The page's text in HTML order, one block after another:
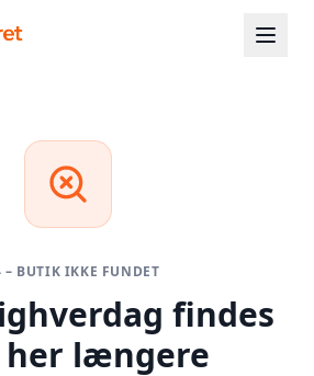
– BUTIK IKKE FUNDET
findes
længere